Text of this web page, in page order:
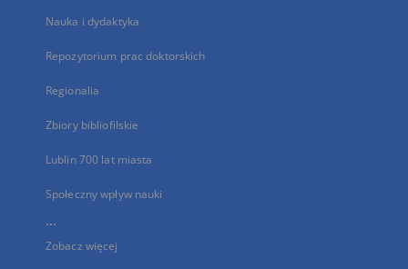
Nauka i dydaktyka
Repozytorium prac doktorskich
Regionalia
Zbiory bibliofilskie
Lublin 700 lat miasta
Społeczny wpływ nauki
...
Zobacz więcej